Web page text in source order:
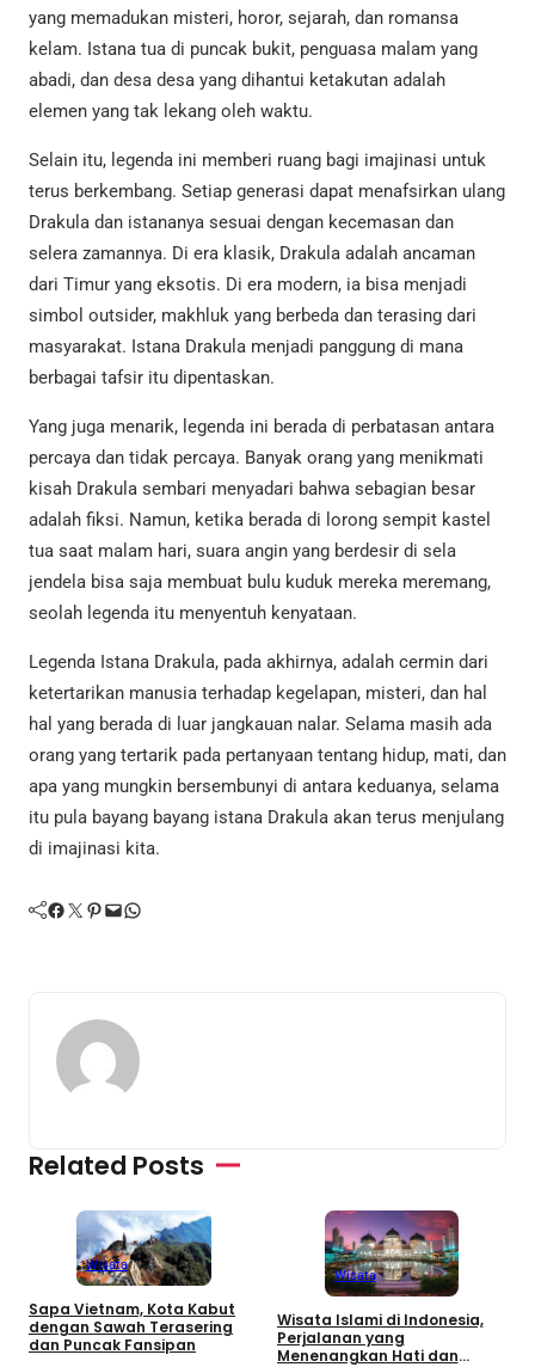
yang memadukan misteri, horor, sejarah, dan romansa
kelam. Istana tua di puncak bukit, penguasa malam yang
abadi, dan desa desa yang dihantui ketakutan adalah
elemen yang tak lekang oleh waktu.
Selain itu, legenda ini memberi ruang bagi imajinasi untuk
terus berkembang. Setiap generasi dapat menafsirkan ulang
Drakula dan istananya sesuai dengan kecemasan dan
selera zamannya. Di era klasik, Drakula adalah ancaman
dari Timur yang eksotis. Di era modern, ia bisa menjadi
simbol outsider, makhluk yang berbeda dan terasing dari
masyarakat. Istana Drakula menjadi panggung di mana
berbagai tafsir itu dipentaskan.
Yang juga menarik, legenda ini berada di perbatasan antara
percaya dan tidak percaya. Banyak orang yang menikmati
kisah Drakula sembari menyadari bahwa sebagian besar
adalah fiksi. Namun, ketika berada di lorong sempit kastel
tua saat malam hari, suara angin yang berdesir di sela
jendela bisa saja membuat bulu kuduk mereka meremang,
seolah legenda itu menyentuh kenyataan.
Legenda Istana Drakula, pada akhirnya, adalah cermin dari
ketertarikan manusia terhadap kegelapan, misteri, dan hal
hal yang berada di luar jangkauan nalar. Selama masih ada
orang yang tertarik pada pertanyaan tentang hidup, mati, dan
apa yang mungkin bersembunyi di antara keduanya, selama
itu pula bayang bayang istana Drakula akan terus menjulang
di imajinasi kita.
Facebook Twitter Pinterest Mail WhatsApp
Related Posts
Wisata
Sapa Vietnam, Kota Kabut
dengan Sawah Terasering
dan Puncak Fansipan
Wisata
Wisata Islami di Indonesia,
Perjalanan yang
Menenangkan Hati dan